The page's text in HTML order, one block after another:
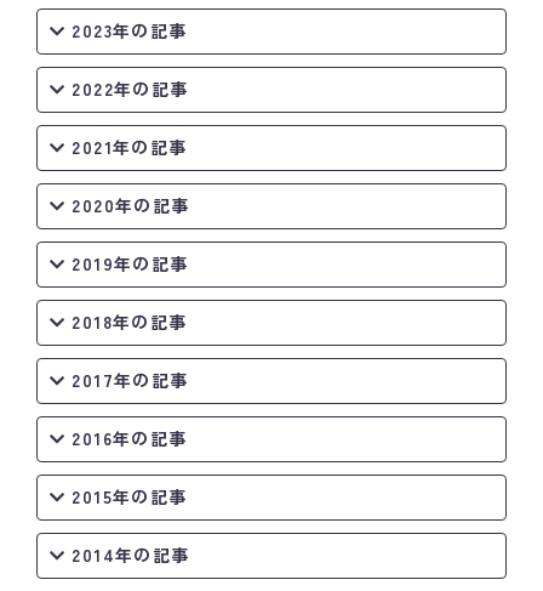
2023年の記事
2022年の記事
2021年の記事
2020年の記事
2019年の記事
2018年の記事
2017年の記事
2016年の記事
2015年の記事
2014年の記事